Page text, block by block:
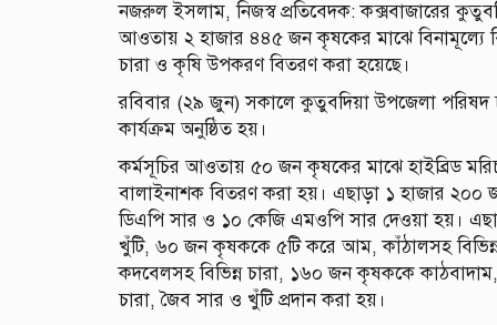
‎নজরুল ইসলাম, নিজস্ব প্রতিবেদক: ‎কক্সবাজারের
আওতায় ২ হাজার ৪৪৫ জন কৃষকের মাঝে বিনামূল্যে
চারা ও কৃষি উপকরণ বিতরণ করা হয়েছে।
‎‎রবিবার (২৯ জুন) সকালে কুতুবদিয়া উপজেলা পরিষদ
কার্যক্রম অনুষ্ঠিত হয়।
‎‎কর্মসূচির আওতায় ৫০ জন কৃষকের মাঝে হাইব্রিড
বালাইনাশক বিতরণ করা হয়। এছাড়া ১ হাজার
ডিএপি সার ও ১০ কেজি এমওপি সার দেওয়া হয়।
খুঁটি, ৬০ জন কৃষককে ৫টি করে আম, কাঁঠালসহ
কদবেলসহ বিভিন্ন চারা, ১৬০ জন কৃষককে
চারা, জৈব সার ও খুঁটি প্রদান করা হয়।